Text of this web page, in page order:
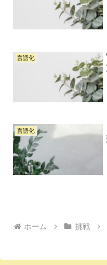
言語化
言語化
ホーム 挑戦